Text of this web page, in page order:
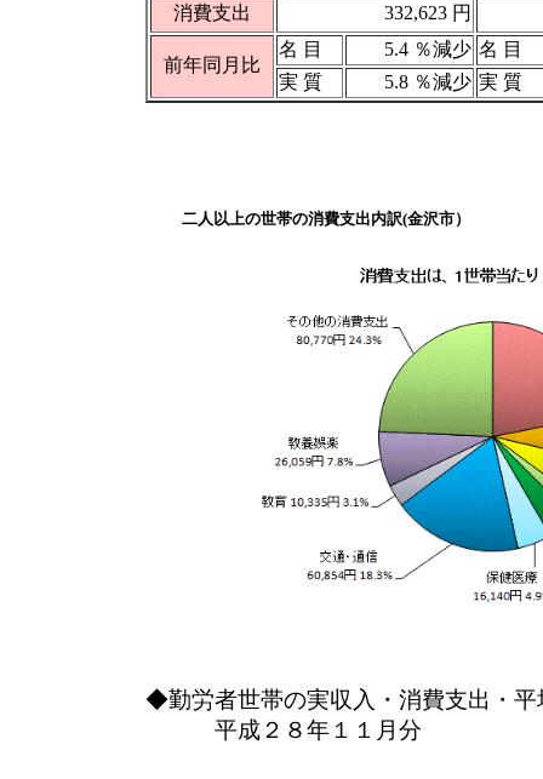
消費支出
332,623 円
前年同月比
名 目 5.4 ％減少 名 目
実 質
5.8 ％減少 実 質
二人以上の世帯の消費支出内訳(金沢市）
◆勤労者世帯の実収入・消費支出・平
平成２８年１１月分